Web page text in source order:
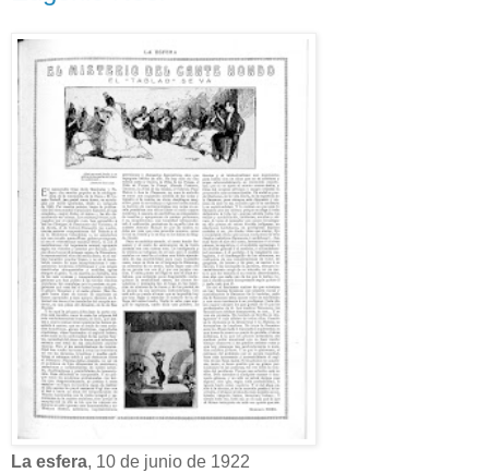
La esfera, 10 de junio de 1922